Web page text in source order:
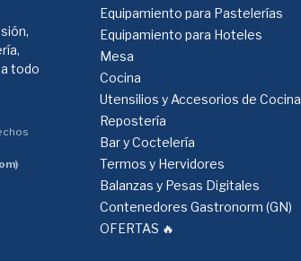
todo
Equipamiento para Pastelerías
Equipamiento para Hoteles
Mesa
Cocina
Utensilios y Accesorios de Cocina
Repostería
Bar y Coctelería
Termos y Hervidores
Balanzas y Pesas Digitales
Contenedores Gastronorm (GN)
OFERTAS 🔥